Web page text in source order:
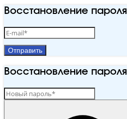
Восстановление пароля
Отправить
Восстановление пароля